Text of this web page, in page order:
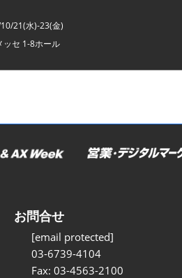
21(水)-23(金)
ッセ 1-8ホール
お問合せ
[email protected]
03-6739-4104
Fax: 03-4563-2100